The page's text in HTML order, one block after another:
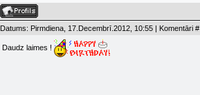
Datums: Pirmdiena, 17.Decembrī.2012, 10:55 | Komentāri #
Daudz laimes !